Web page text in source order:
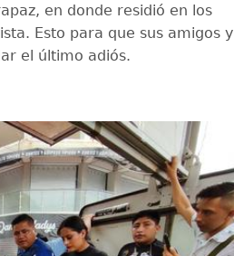
en donde residió en los
Esto para que sus amigos y
el último adiós.